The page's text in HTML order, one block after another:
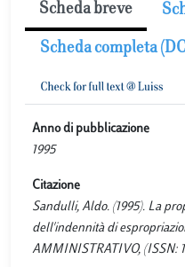
Scheda breve
Scheda completa
Anno di pubblicazione
1995
Citazione
Sandulli, Aldo. (1995). La
dell'indennità di
AMMINISTRATIVO, (ISSN: